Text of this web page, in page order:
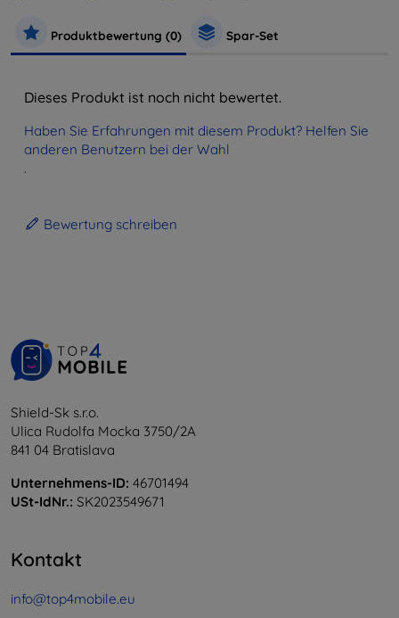
Produktbewertung (0) Spar-Set
Dieses Produkt ist noch nicht bewertet.
Haben Sie Erfahrungen mit diesem Produkt? Helfen Sie
anderen Benutzern bei der Wahl
.
Bewertung schreiben
Shield-Sk s.r.o.
Ulica Rudolfa Mocka 3750/2A
841 04 Bratislava
Unternehmens-ID: 46701494
USt-IdNr.: SK2023549671
Kontakt
info@top4mobile.eu